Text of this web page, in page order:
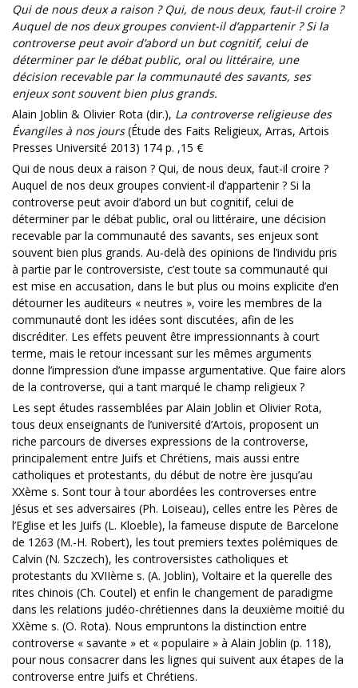
Qui de nous deux a raison ? Qui, de nous deux, faut-il croire ?
Auquel de nos deux groupes convient-il d’appartenir ? Si la
controverse peut avoir d’abord un but cognitif, celui de
déterminer par le débat public, oral ou littéraire, une
décision recevable par la communauté des savants, ses
enjeux sont souvent bien plus grands.
Alain Joblin & Olivier Rota (dir.), La controverse religieuse des
Évangiles à nos jours(Étude des Faits Religieux, Arras, Artois
Presses Université 2013) 174 p. ,15 €
Qui de nous deux a raison ? Qui, de nous deux, faut-il croire ?
Auquel de nos deux groupes convient-il d’appartenir ? Si la
controverse peut avoir d’abord un but cognitif, celui de
déterminer par le débat public, oral ou littéraire, une décision
recevable par la communauté des savants, ses enjeux sont
souvent bien plus grands. Au-delà des opinions de l’individu pris
à partie par le controversiste, c’est toute sa communauté qui
est mise en accusation, dans le but plus ou moins explicite d’en
détourner les auditeurs « neutres », voire les membres de la
communauté dont les idées sont discutées, afin de les
discréditer. Les effets peuvent être impressionnants à court
terme, mais le retour incessant sur les mêmes arguments
donne l’impression d’une impasse argumentative. Que faire alors
de la controverse, qui a tant marqué le champ religieux ?
Les sept études rassemblées par Alain Joblin et Olivier Rota,
tous deux enseignants de l’université d’Artois, proposent un
riche parcours de diverses expressions de la controverse,
principalement entre Juifs et Chrétiens, mais aussi entre
catholiques et protestants, du début de notre ère jusqu’au
XXème s. Sont tour à tour abordées les controverses entre
Jésus et ses adversaires (Ph. Loiseau), celles entre les Pères de
l’Eglise et les Juifs (L. Kloeble), la fameuse dispute de Barcelone
de 1263 (M.-H. Robert), les tout premiers textes polémiques de
Calvin (N. Szczech), les controversistes catholiques et
protestants du XVIIème s. (A. Joblin), Voltaire et la querelle des
rites chinois (Ch. Coutel) et enfin le changement de paradigme
dans les relations judéo-chrétiennes dans la deuxième moitié du
XXème s. (O. Rota). Nous empruntons la distinction entre
controverse « savante » et « populaire » à Alain Joblin (p. 118),
pour nous consacrer dans les lignes qui suivent aux étapes de la
controverse entre Juifs et Chrétiens.